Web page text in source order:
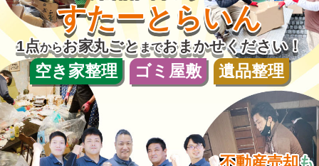
すたーとらいん
1点からお家丸ごとまでおまかせください！
空き家整理 ゴミ屋敷 遺品整理
不動産売却も